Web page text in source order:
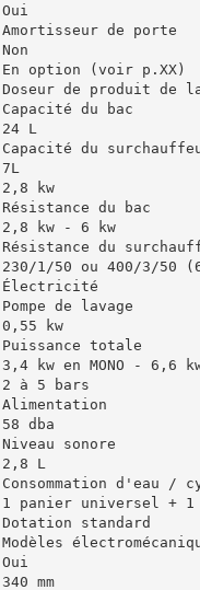
Oui
Amortisseur de porte
Non
En option (voir p.XX)
Doseur de produit de
Capacité du bac
24 L
Capacité du
7L
2,8 kw
Résistance du bac
2,8 kw - 6 kw
Résistance du
230/1/50 ou 400/3/50
Électricité
Pompe de lavage
0,55 kw
Puissance totale
3,4 kw en MONO - 6,6
2 à 5 bars
Alimentation
58 dba
Niveau sonore
2,8 L
Consommation d'eau /
1 panier universel +
Dotation standard
Modèles
Oui
340 mm